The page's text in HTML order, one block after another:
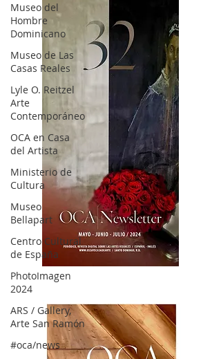
Museo del
Hombre
Dominicano
Museo de Las
Casas Reales
Lyle O. Reitzel
Arte
Contemporáneo
OCA en Casa
del Artista
Ministerio de
Cultura
Museo
Bellapart
Centro Cultural
de España
PhotoImagen
2024
ARS / Gallery,
Arte San Ramón
#oca/news
OCA|News 32/ Mayo-Junio-Julio, 2023